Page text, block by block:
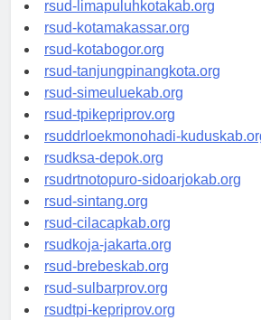
rsud-limapuluhkotakab.org
rsud-kotamakassar.org
rsud-kotabogor.org
rsud-tanjungpinangkota.org
rsud-simeuluekab.org
rsud-tpikepriprov.org
rsuddrloekmonohadi-kuduskab.org
rsudksa-depok.org
rsudrtnotopuro-sidoarjokab.org
rsud-sintang.org
rsud-cilacapkab.org
rsudkoja-jakarta.org
rsud-brebeskab.org
rsud-sulbarprov.org